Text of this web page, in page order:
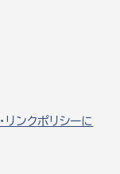
リンクポリシーに